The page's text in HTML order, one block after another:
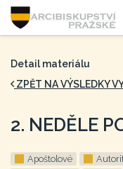
Detail materiálu
ZPĚT NA VÝSLEDKY
2. NEDĚLE
Apoštolové